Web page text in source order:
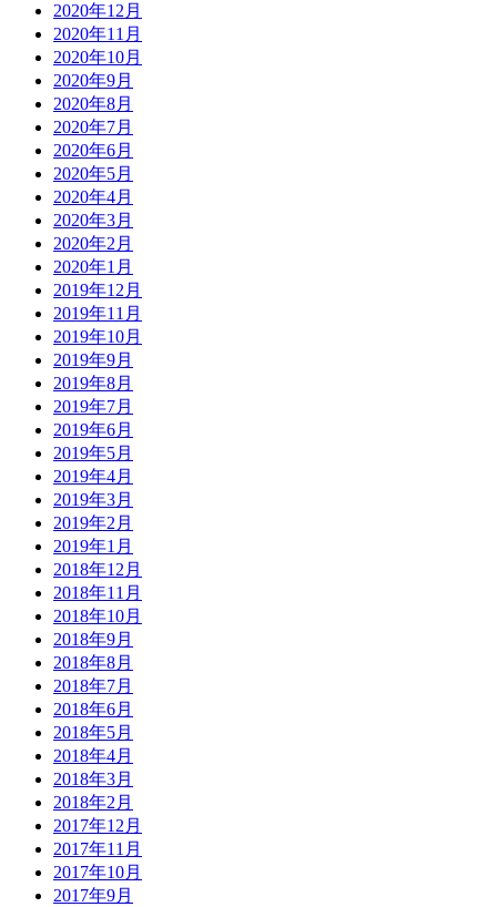
2020年12月
2020年11月
2020年10月
2020年9月
2020年8月
2020年7月
2020年6月
2020年5月
2020年4月
2020年3月
2020年2月
2020年1月
2019年12月
2019年11月
2019年10月
2019年9月
2019年8月
2019年7月
2019年6月
2019年5月
2019年4月
2019年3月
2019年2月
2019年1月
2018年12月
2018年11月
2018年10月
2018年9月
2018年8月
2018年7月
2018年6月
2018年5月
2018年4月
2018年3月
2018年2月
2017年12月
2017年11月
2017年10月
2017年9月